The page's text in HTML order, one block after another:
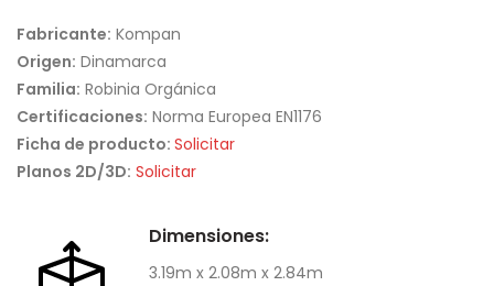
Fabricante: Kompan
Origen: Dinamarca
Familia: Robinia Orgánica
Certificaciones: Norma Europea EN1176
Ficha de producto: Solicitar
Planos 2D/3D: Solicitar
Dimensiones:
3.19m x 2.08m x 2.84m